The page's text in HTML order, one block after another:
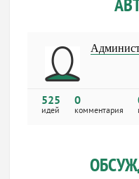
525
идей
0
комментария